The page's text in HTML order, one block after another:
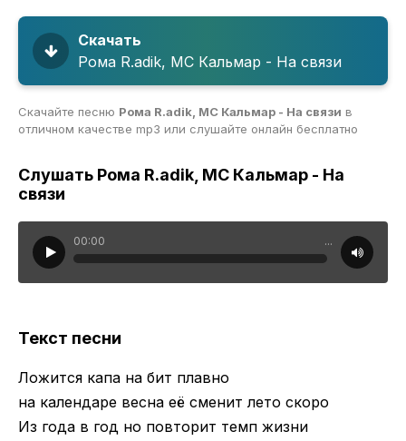
Скачать
Рома R.adik, МС Кальмар - На связи
Скачайте песню Рома R.adik, МС Кальмар - На связи в
отличном качестве mp3 или слушайте онлайн бесплатно
Слушать Рома R.adik, МС Кальмар - На
связи
00:00 ...
Текст песни
Ложится капа на бит плавно
на календаре весна её сменит лето скоро
Из года в год но повторит темп жизни